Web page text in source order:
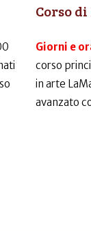
Corso
Giorni e
corso
in arte
avanzato